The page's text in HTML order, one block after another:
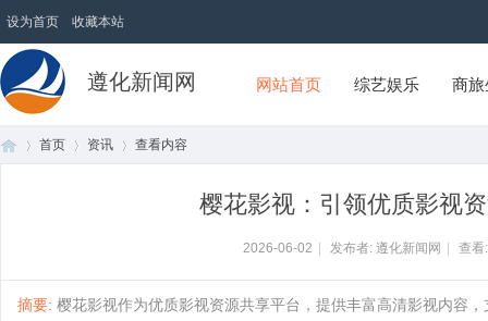
设为首页 收藏本站
遵化新闻网 网站首页 综艺娱乐 商
首页 资讯 查看内容
樱花影视：引领优质影视
2026-06-02 发布者: 遵化新闻网 查
摘要: 樱花影视作为优质影视资源共享平台，提供丰富高清影视内容